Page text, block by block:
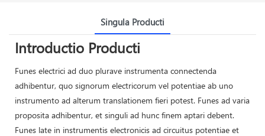
Singula Producti
Introductio Producti
Funes electrici ad duo plurave instrumenta connectenda
adhibentur, quo signorum electricorum vel potentiae ab uno
instrumento ad alterum translationem fieri potest. Funes ad varia
proposita adhibentur, et singuli ad hunc finem aptari debent.
Funes late in instrumentis electronicis ad circuitus potentiae et